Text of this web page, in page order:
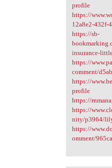
profile
https://
12a8e2-432f-
https://sb-
insurance-
https://
comment/
https://
profile
https://
https://
nity/p3964/
https://
omment/